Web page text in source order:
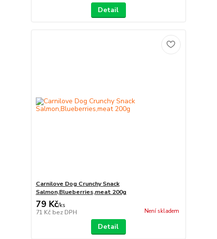
Detail
Carnilove Dog Crunchy Snack
Salmon,Blueberries,meat 200g
79 Kč/ks
71 Kč bez DPH Není skladem
Detail